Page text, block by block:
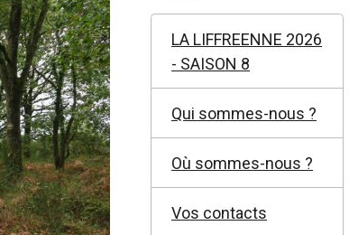
LA LIFFREENNE 2026
- SAISON 8
Qui sommes-nous ?
Où sommes-nous ?
Vos contacts